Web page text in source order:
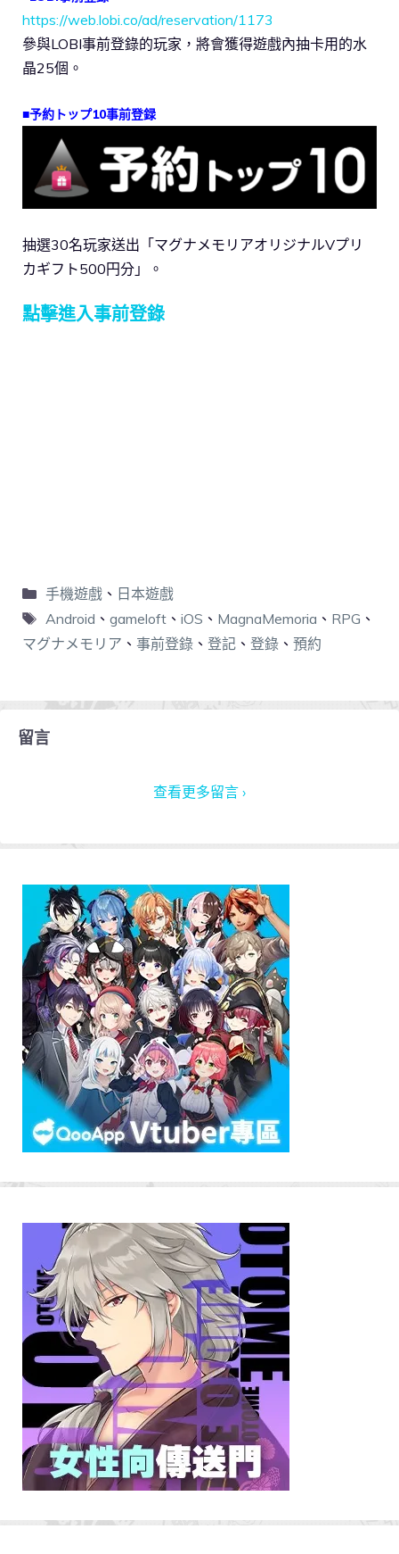
https://web.lobi.co/ad/reservation/1173
參與LOBI事前登錄的玩家，將會獲得遊戲內抽卡用的水
晶25個。
■予約トップ10事前登録
抽選30名玩家送出「マグナメモリアオリジナルVプリ
カギフト500円分」。
點擊進入事前登錄
手機遊戲、 日本遊戲
Android 、 gameloft、 iOS 、 MagnaMemoria 、 RPG 、
マグナメモリア 、 事前登錄 、 登記 、 登錄 、 預約
留言
查看更多留言 ›